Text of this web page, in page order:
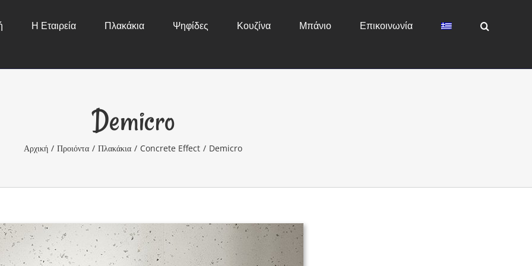
Η Εταιρεία Πλακάκια Ψηφίδες Κουζίνα Μπάνιο Επικοινωνία
Demicro
Αρχική / Προιόντα / Πλακάκια / Concrete Effect / Demicro